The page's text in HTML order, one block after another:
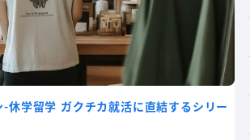
休学留学 ガクチカ就活に直結するシリー